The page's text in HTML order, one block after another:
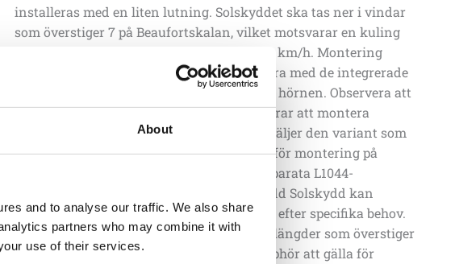
About
and to analyse our traffic. We also share
partners who may combine it with
use of their services.
installeras med en liten lutning. Solskyddet ska tas ner i vindar
som överstiger 7 på Beaufortskalan, vilket motsvarar en kuling
med hastigheter på 13,9-17,1 m/s eller 50-61 km/h. Montering
Solskyddet är enkelt att montera och justera med de integrerade
spännbanden och ringarna i rostfritt stål i hörnen. Observera att
monteringssatsen inte ingår. När du planerar att montera
skärmen på trä rekommenderar vi att du väljer den variant som
innehåller monteringssatsen. Alternativt, för montering på
metallkonstruktioner, kan du välja den separata L1044-
monteringssatsen. Skräddarsydda solskydd Solskydd kan
skräddarsys för olika former och storlekar efter specifika behov.
Solskydd som är större än 25 m2 eller sidolängder som överstiger
5 meter rekommenderas inte. Garantin upphör att gälla för